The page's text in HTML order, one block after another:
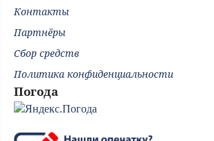
Контакты
Партнёры
Сбор средств
Политика конфиденциальности
Погода